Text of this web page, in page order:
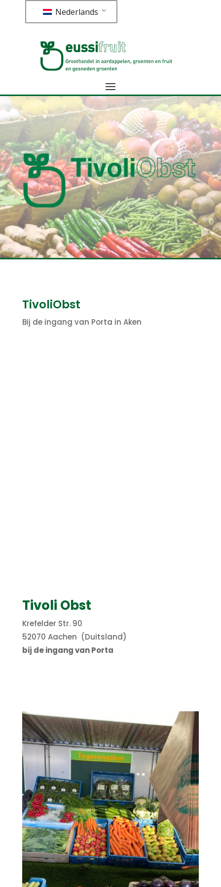
Nederlands
TivoliObst
Bij de ingang van Porta in Aken
Tivoli Obst
Krefelder Str. 90
52070 Aachen (Duitsland)
bij de ingang van Porta